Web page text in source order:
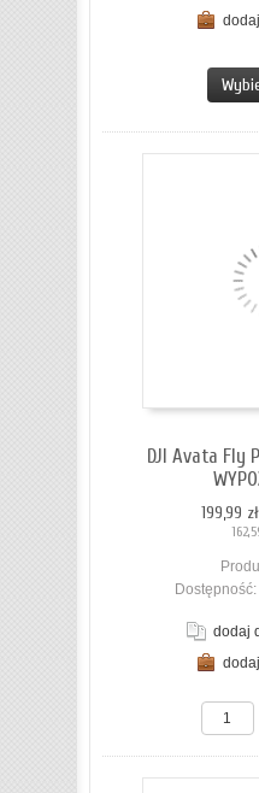
DJI Avata Fly
199,99 zł
Dostępność:
dodaj